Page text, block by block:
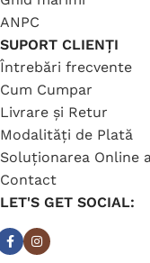
ANPC
SUPORT CLIENȚI
Întrebări frecvente
Cum Cumpar
Livrare și Retur
Modalități de Plată
Soluționarea Online
Contact
LET'S GET SOCIAL: